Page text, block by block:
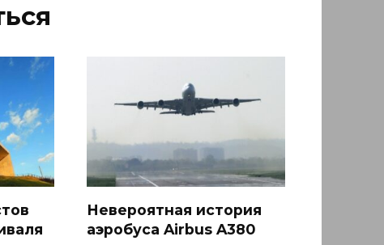
Невероятная история
аэробуса Airbus A380